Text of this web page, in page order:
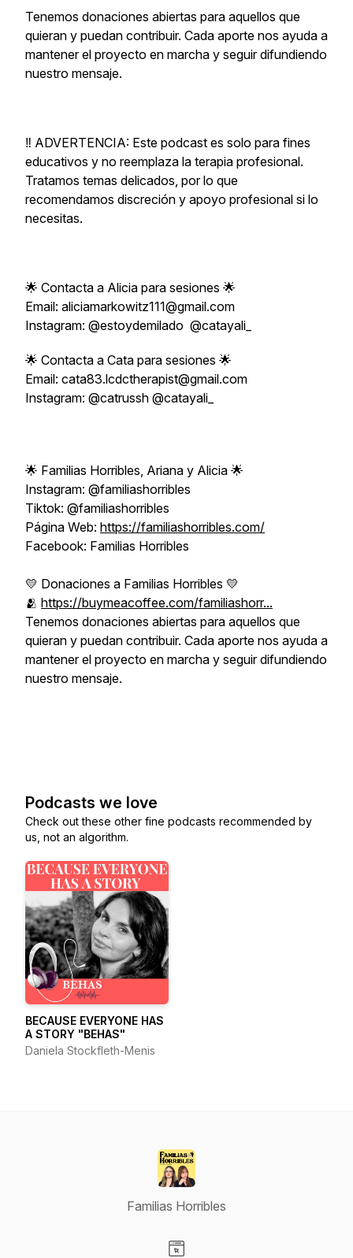
Tenemos donaciones abiertas para aquellos que
quieran y puedan contribuir. Cada aporte nos ayuda a
mantener el proyecto en marcha y seguir difundiendo
nuestro mensaje.
‼️ ADVERTENCIA: Este podcast es solo para fines
educativos y no reemplaza la terapia profesional.
Tratamos temas delicados, por lo que
recomendamos discreción y apoyo profesional si lo
necesitas.
🌟 Contacta a Alicia para sesiones 🌟
Email: aliciamarkowitz111@gmail.com
Instagram: @estoydemilado @catayali_
🌟 Contacta a Cata para sesiones 🌟
Email: cata83.lcdctherapist@gmail.com
Instagram: @catrussh @catayali_
🌟 Familias Horribles, Ariana y Alicia 🌟
Instagram: @familiashorribles
Tiktok: @familiashorribles
Página Web: https://familiashorribles.com/
Facebook: Familias Horribles
💛 Donaciones a Familias Horribles 💛
🫂 https://buymeacoffee.com/familiashorr...
Tenemos donaciones abiertas para aquellos que
quieran y puedan contribuir. Cada aporte nos ayuda a
mantener el proyecto en marcha y seguir difundiendo
nuestro mensaje.
Podcasts we love
Check out these other fine podcasts recommended by
us, not an algorithm.
​BECAUSE EVERYONE HAS
A STORY "BEHAS"
Daniela Stockfleth-Menis
Familias Horribles